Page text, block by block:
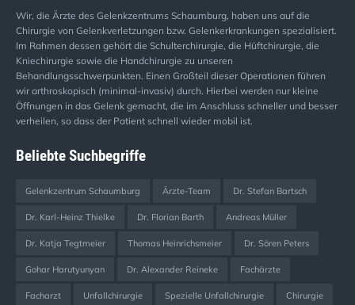
Wir, die Ärzte des Gelenkzentrums Schaumburg, haben uns auf die
Chirurgie von Gelenkverletzungen bzw. Gelenkerkrankungen spezialisiert.
Im Rahmen dessen gehört die Schulterchirurgie, die Hüftchirurgie, die
Kniechirurgie sowie die Handchirurgie zu unseren
Behandlungsschwerpunkten. Einen Großteil dieser Operationen führen
wir arthroskopisch (minimal-invasiv) durch. Hierbei werden nur kleine
Öffnungen in das Gelenk gemacht, die im Anschluss schneller und besser
verheilen, so dass der Patient schnell wieder mobil ist.
Beliebte Suchbegriffe
Gelenkzentrum Schaumburg Ärzte-Team Dr. Stefan Bartsch
Dr. Karl-Heinz Thielke Dr. Florian Barth Andreas Müller
Dr. Katja Tegtmeier Thomas Heinrichsmeier Dr. Sören Peters
Gohar Harutyunyan Dr. Alexander Reineke Fachärzte
Facharzt Unfallchirurgie Spezielle Unfallchirurgie Chirurgie